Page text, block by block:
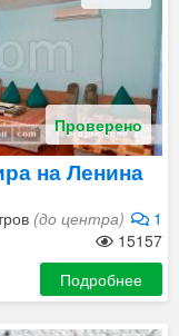
Проверено
на Ленина
1
(до центра)
15157
Подробнее